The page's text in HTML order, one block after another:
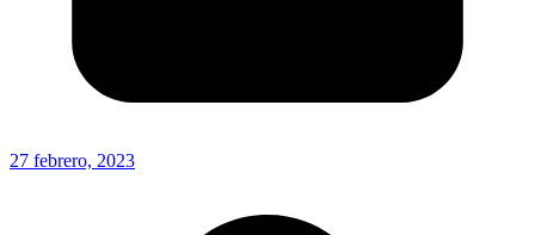
27 febrero, 2023